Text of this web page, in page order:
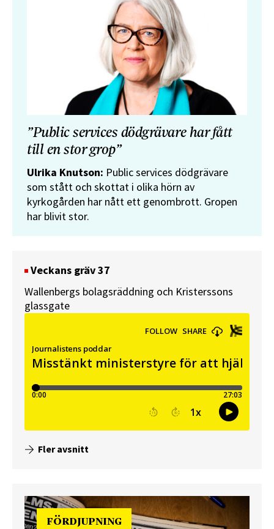
”Public services dödgrävare har fått
till en stor grop”
Ulrika Knutson: Public services dödgrävare
som stått och skottat i olika hörn av
kyrkogården har nått ett genombrott. Gropen
har blivit stor.
Veckans gräv 37
Wallenbergs bolagsräddning och Kristerssons
glassgate
Fler avsnitt
FÖRDJUPNING